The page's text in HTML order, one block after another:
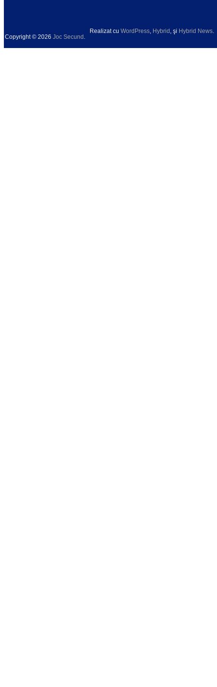
Copyright © 2026 Joc Secund
Realizat cu WordPress Hybrid , şi Hybrid News